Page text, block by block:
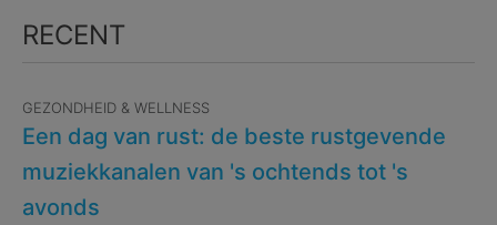
RECENT
GEZONDHEID & WELLNESS
Een dag van rust: de beste rustgevende
muziekkanalen van 's ochtends tot 's
avonds